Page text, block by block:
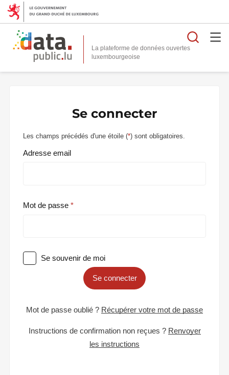
La plateforme de données ouvertes
Se connecter
Les champs précédés d'une étoile (*) sont obligatoires.
Adresse email
Mot de passe
Se souvenir de moi
Se connecter
Mot de passe oublié ? Récupérer votre mot de passe
Instructions de confirmation non reçues ? Renvoyer
les instructions